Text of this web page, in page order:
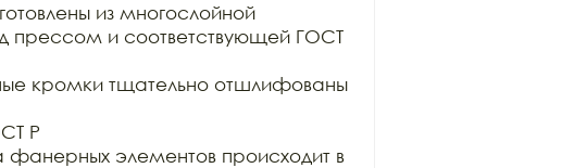
из многослойной
прессом и соответствующей ГОСТ
кромки тщательно отшлифованы
Р
фанерных элементов происходит в